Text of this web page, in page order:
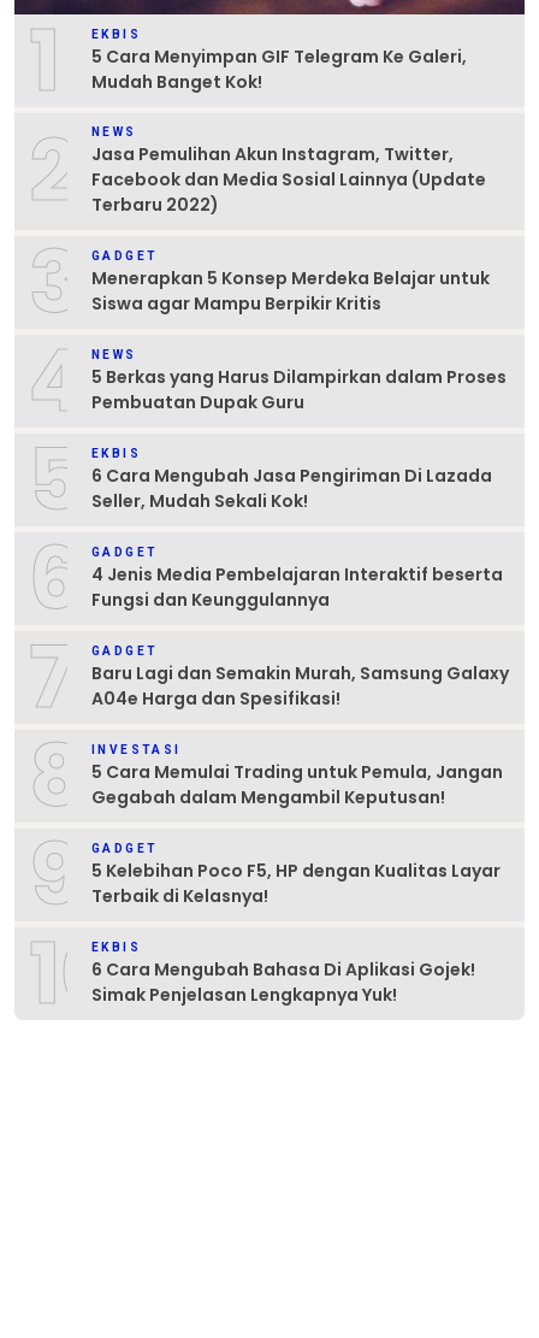
1 EKBIS
5 Cara Menyimpan GIF Telegram Ke Galeri,
Mudah Banget Kok!
2 NEWS
Jasa Pemulihan Akun Instagram, Twitter,
Facebook dan Media Sosial Lainnya (Update
Terbaru 2022)
3 GADGET
Menerapkan 5 Konsep Merdeka Belajar untuk
Siswa agar Mampu Berpikir Kritis
4 NEWS
5 Berkas yang Harus Dilampirkan dalam Proses
Pembuatan Dupak Guru
5 EKBIS
6 Cara Mengubah Jasa Pengiriman Di Lazada
Seller, Mudah Sekali Kok!
6 GADGET
4 Jenis Media Pembelajaran Interaktif beserta
Fungsi dan Keunggulannya
7 GADGET
Baru Lagi dan Semakin Murah, Samsung Galaxy
A04e Harga dan Spesifikasi!
8 INVESTASI
5 Cara Memulai Trading untuk Pemula, Jangan
Gegabah dalam Mengambil Keputusan!
9 GADGET
5 Kelebihan Poco F5, HP dengan Kualitas Layar
Terbaik di Kelasnya!
10EKBIS
6 Cara Mengubah Bahasa Di Aplikasi Gojek!
Simak Penjelasan Lengkapnya Yuk!